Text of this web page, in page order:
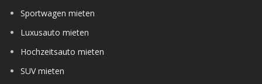
Sportwagen mieten
Luxusauto mieten
Hochzeitsauto mieten
SUV mieten